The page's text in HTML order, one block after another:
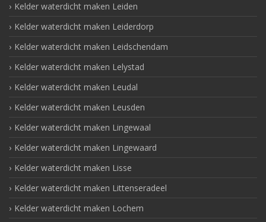
Kelder waterdicht maken Leiden
Kelder waterdicht maken Leiderdorp
Kelder waterdicht maken Leidschendam
Kelder waterdicht maken Lelystad
Kelder waterdicht maken Leudal
Kelder waterdicht maken Leusden
Kelder waterdicht maken Lingewaal
Kelder waterdicht maken Lingewaard
Kelder waterdicht maken Lisse
Kelder waterdicht maken Littenseradeel
Kelder waterdicht maken Lochem